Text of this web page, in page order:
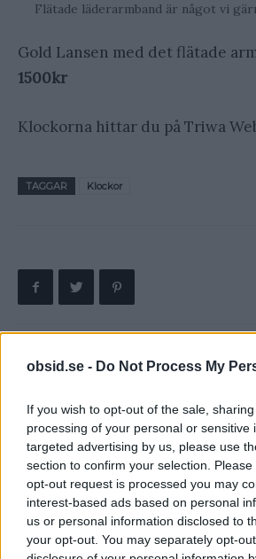
obsid.se - Do Not Process My
If you wish to opt-out of the sale,
processing of your personal or sensitive
targeted advertising by us, please use
section to confirm your selection.
opt-out request is processed you may
interest-based ads based on personal
us or personal information disclosed to
your opt-out. You may separately opt-
Flätade läderarmband är något vi
Gold Lansen med det flätade
1500kr
Klockorna hittar du på Triwa
TAGGAR Klockor
Föregående artikel
Stackars John McClane &
Jack Sparrow